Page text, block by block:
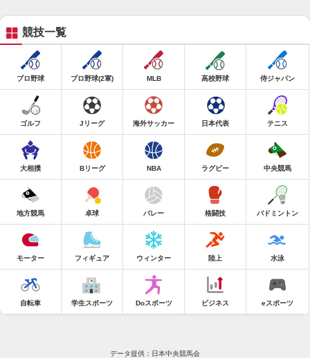
競技一覧
プロ野球 プロ野球(2軍) MLB 高校野球 侍ジャパン
ゴルフ Jリーグ 海外サッカー 日本代表 テニス
大相撲 Bリーグ NBA ラグビー 中央競馬
地方競馬 卓球 バレー 格闘技 バドミントン
モーター フィギュア ウィンター 陸上 水泳
自転車 学生スポーツ Doスポーツ ビジネス eスポーツ
データ提供：日本中央競馬会